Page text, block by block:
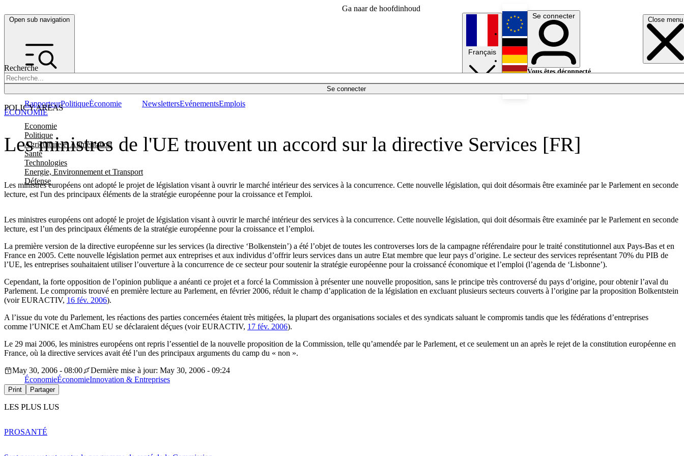
Ga naar de hoofdinhoud
Open sub navigation Close menu
Recherche
Se connecter
POLICY AREAS
Economie
Politique
Agriculture et Alimentation
Santé
Technologies
Energie, Environnement et Transport
Défense
RapporteurPolitiqueÉconomie NewslettersEvénementsEmplois
Français
English
Deutsch
Se connecter
Vous êtes déconnecté.
Les ministres de l'UE trouvent un accord sur la directive Services [FR]
Les ministres européens ont adopté le projet de législation visant à ouvrir le marché intérieur des services à la concurrence. Cette nouvelle législation, qui doit désormais être examinée par le Parlement en seconde
lecture, est l'un des principaux éléments de la stratégie européenne pour la croissance et l'emploi.
ÉCONOMIE
Les ministres européens ont adopté le projet de législation visant à ouvrir le marché intérieur des services à la concurrence. Cette nouvelle législation, qui doit désormais être examinée par le Parlement en seconde
lecture, est l’un des principaux éléments de la stratégie européenne pour la croissance et l’emploi.
La première version de la directive européenne sur les services (la directive ‘Bolkenstein’) a été l’objet de toutes les controverses lors de la campagne référendaire pour le traité constitutionnel aux Pays-Bas et en
France en 2005. Cette nouvelle législation permet aux entreprises et aux individus d’offrir leurs services dans un autre Etat membre que leur pays d’origine. Le secteur des services représentant 70% du PIB de
l’UE, les entreprises souhaitaient utiliser l’ouverture à la concurrence de ce secteur pour soutenir la stratégie européenne pour la croissancé économique et l’emploi (l’agenda de ‘Lisbonne’).
Cependant, la forte opposition de l’opinion publique a anéanti ce projet et a forcé la Commission à présenter une nouvelle proposition, sans le principe très controversé du pays d’origine, pour obtenir l’aval du
Parlement. Le compromis trouvé en première lecture au Parlement, en février 2006, réduit le champ d’application de la législation en excluant plusieurs secteurs couverts à l’origine par la proposition Bolkentstein
(voir EURACTIV, 16 fév. 2006).
A l’issue du vote du Parlement, les réactions des parties concernées étaient très mitigées, la plupart des organisations sociales et des syndicats saluant le compromis tandis que les fédérations d’entreprises
comme l’UNICE et AmCham EU se déclaraient déçues (voir EURACTIV, 17 fév. 2006).
Le 29 mai 2006, les ministres européens ont repris l’essentiel de la nouvelle proposition de la Commission, telle qu’amendée par le Parlement, et ce seulement un an après le rejet de la constitution européenne en
France, où la directive services avait été l’un des principaux arguments du camp du « non ».
May 30, 2006 - 08:00
Dernière mise à jour: May 30, 2006 - 09:24
ÉconomieÉconomieInnovation & Entreprises
Print Partager
LES PLUS LUS
PROSANTÉ